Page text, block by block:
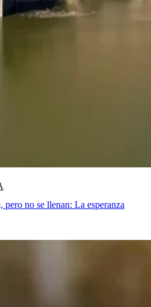
pero no se llenan: La esperanza